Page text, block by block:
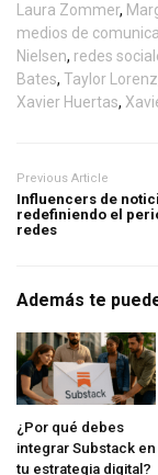
Laura Zommer,
medios de
Nielsen, redes
Bates, Taylor Lorenz
Xavier Huertas,
Previous Article
Influencers de
redefiniendo el
redes
Además te
¿Por qué debes
integrar Substack en
tu estrategia digital?